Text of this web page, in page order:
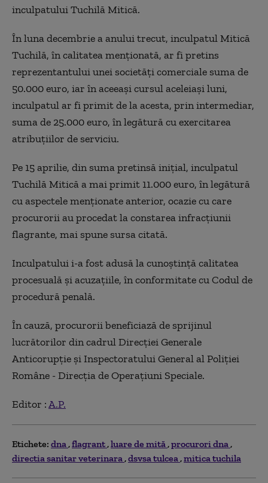
inculpatului Tuchilă Mitică.
În luna decembrie a anului trecut, inculpatul Mitică
Tuchilă, în calitatea menţionată, ar fi pretins
reprezentantului unei societăţi comerciale suma de
50.000 euro, iar în aceeaşi cursul aceleiaşi luni,
inculpatul ar fi primit de la acesta, prin intermediar,
suma de 25.000 euro, în legătură cu exercitarea
atribuţiilor de serviciu.
Pe 15 aprilie, din suma pretinsă iniţial, inculpatul
Tuchilă Mitică a mai primit 11.000 euro, în legătură
cu aspectele menţionate anterior, ocazie cu care
procurorii au procedat la constarea infracţiunii
flagrante, mai spune sursa citată.
Inculpatului i-a fost adusă la cunoștință calitatea
procesuală şi acuzaţiile, în conformitate cu Codul de
procedură penală.
În cauză, procurorii beneficiază de sprijinul
lucrătorilor din cadrul Direcţiei Generale
Anticorupţie şi Inspectoratului General al Poliţiei
Române - Direcţia de Operaţiuni Speciale.
Editor :A.P.
Etichete: dna flagrant luare de mită procurori dna
directia sanitar veterinara dsvsa tulcea mitica tuchila